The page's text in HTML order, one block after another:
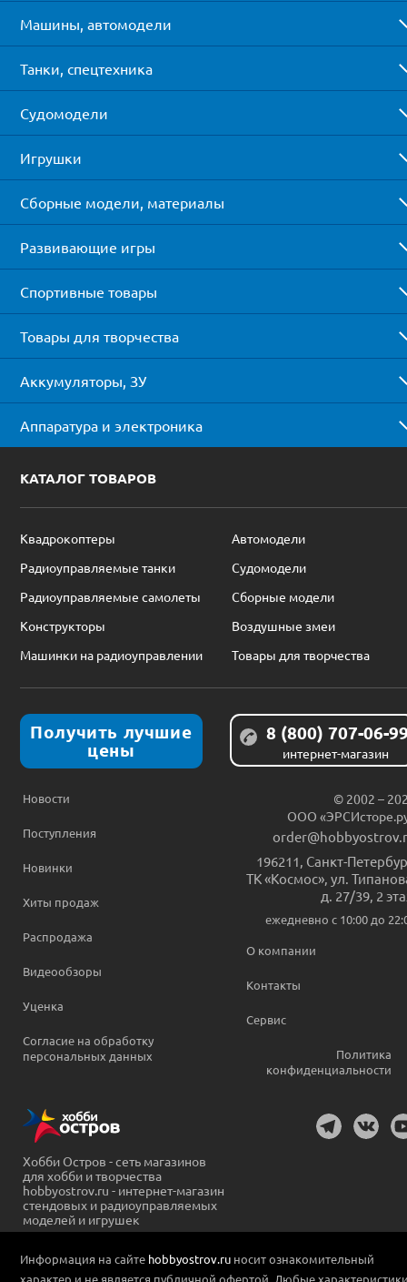
Машины, автомодели
Танки, спецтехника
Судомодели
Игрушки
Сборные модели, материалы
Развивающие игры
Спортивные товары
Товары для творчества
Аккумуляторы, ЗУ
Аппаратура и электроника
КАТАЛОГ ТОВАРОВ
Квадрокоптеры
Автомодели
Радиоуправляемые танки
Судомодели
Радиоуправляемые самолеты
Сборные модели
Конструкторы
Воздушные змеи
Машинки на радиоуправлении
Товары для творчества
Получить лучшие
цены
8 (800) 707-06-
интернет-магазин
Новости
Поступления
Новинки
Хиты продаж
Распродажа
Видеообзоры
Уценка
Согласие на обработку
персональных данных
© 2002 –
ООО
196211 Санкт-
ТК «Космос», ул.
д. 27/39, 2
ежедневно c 10:00 до
О компании
Контакты
Сервис
Политика
конфиденциальности
Хобби Остров - сеть магазинов
для хобби и творчества
hobbyostrov.ru - интернет-магазин
стендовых и радиоуправляемых
моделей и игрушек
Информация на сайте hobbyostrov.ru носит ознакомительный
характер и не является публичной офертой. Любые